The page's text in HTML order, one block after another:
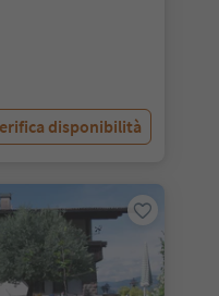
disponibilità